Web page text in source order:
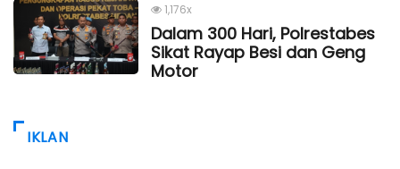
1,176x
Dalam 300 Hari, Polrestabes
Sikat Rayap Besi dan Geng
Motor
IKLAN